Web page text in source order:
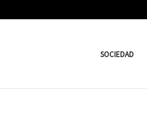
SOCIEDAD